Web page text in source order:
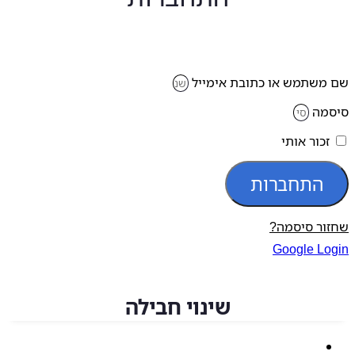
או כתובת אימייל
זכור אותי
התחברות
סיסמה?
Google
שינוי חבילה